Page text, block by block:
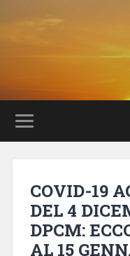
COVID-19
DEL 4
DPCM:
AL 15